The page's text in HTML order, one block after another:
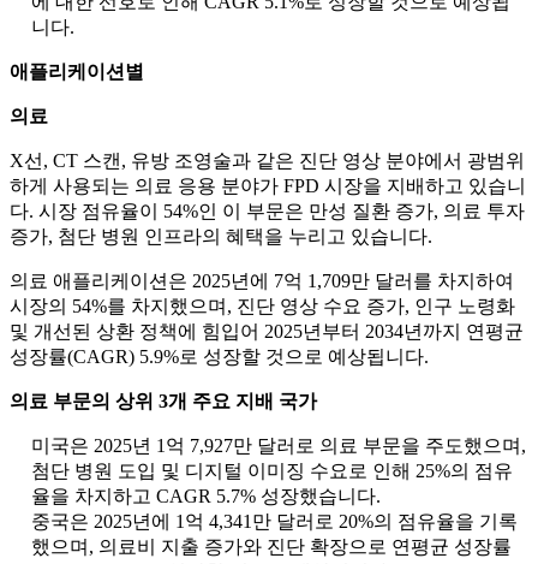
니다.
애플리케이션별
의료
X선, CT 스캔, 유방 조영술과 같은 진단 영상 분야에서 광범위
하게 사용되는 의료 응용 분야가 FPD 시장을 지배하고 있습니
다. 시장 점유율이 54%인 이 부문은 만성 질환 증가, 의료 투자
증가, 첨단 병원 인프라의 혜택을 누리고 있습니다.
의료 애플리케이션은 2025년에 7억 1,709만 달러를 차지하여
시장의 54%를 차지했으며, 진단 영상 수요 증가, 인구 노령화
및 개선된 상환 정책에 힘입어 2025년부터 2034년까지 연평균
성장률(CAGR) 5.9%로 성장할 것으로 예상됩니다.
의료 부문의 상위 3개 주요 지배 국가
미국은 2025년 1억 7,927만 달러로 의료 부문을 주도했으며,
첨단 병원 도입 및 디지털 이미징 수요로 인해 25%의 점유
율을 차지하고 CAGR 5.7% 성장했습니다.
중국은 2025년에 1억 4,341만 달러로 20%의 점유율을 기록
했으며, 의료비 지출 증가와 진단 확장으로 연평균 성장률